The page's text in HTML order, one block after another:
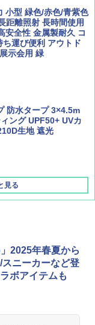
2026年9月号【特
を祝して！
統計・移動から読み
ズ メッシュ 3-4人用
ント エクルベージ
グ フルクローズ メ
ップアップテント P
ジュ
小型 緑色/赤色/青紫色
距離照射 長時間使用
安全性 金属製耐久 コ
ち運び便利 アウトド
示会用 緑
防水タープ 3×4.5m
ング UPF50+ UVカ
生地 遮光
見る
2025年春夏から
ニーカーなど登
ボアイテムも